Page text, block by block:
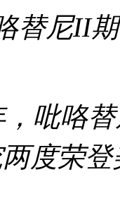
咯替尼
，吡
度荣